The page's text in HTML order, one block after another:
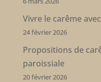
Vivre le carême
24 février 2026
Propositions de
paroissiale
20 février 2026